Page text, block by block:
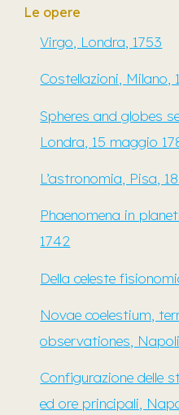
Le opere
Virgo, Londra, 1753
Costellazioni, Milano,
Spheres and globes
Londra, 15 maggio
L’astronomia, Pisa,
Phaenomena in
1742
Della celeste
Novae coelestium,
observationes,
Configurazione delle
ed ore principali,